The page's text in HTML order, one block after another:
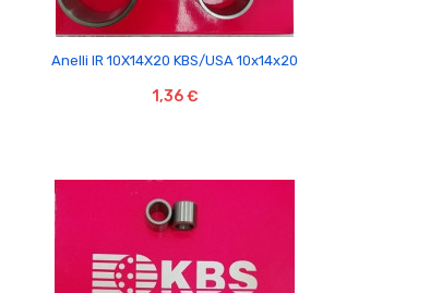

Anelli IR 10X14X20 KBS/USA 10x14x20
1,36 €